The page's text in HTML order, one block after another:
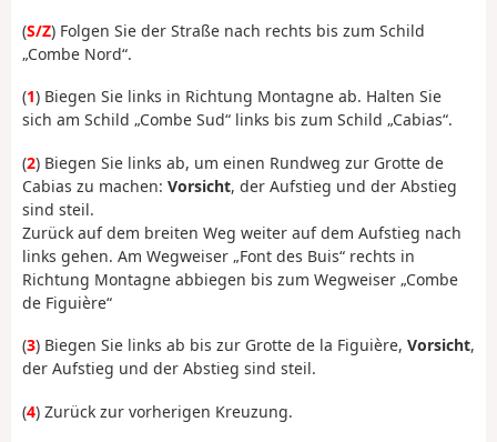
(S/Z) Folgen Sie der Straße nach rechts bis zum Schild
„Combe Nord“.
(1) Biegen Sie links in Richtung Montagne ab. Halten Sie
sich am Schild „Combe Sud“ links bis zum Schild „Cabias“.
(2) Biegen Sie links ab, um einen Rundweg zur Grotte de
Cabias zu machen: Vorsicht, der Aufstieg und der Abstieg
sind steil.
Zurück auf dem breiten Weg weiter auf dem Aufstieg nach
links gehen. Am Wegweiser „Font des Buis“ rechts in
Richtung Montagne abbiegen bis zum Wegweiser „Combe
de Figuière“
(3) Biegen Sie links ab bis zur Grotte de la Figuière, Vorsicht,
der Aufstieg und der Abstieg sind steil.
(4) Zurück zur vorherigen Kreuzung.